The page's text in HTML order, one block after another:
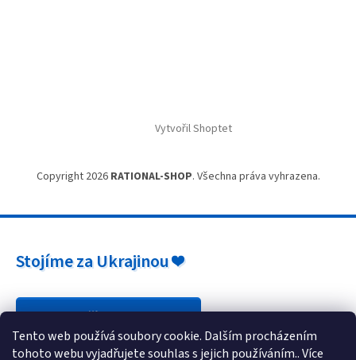
Tento web používá soubory cookie. Dalším procházením
tohoto webu vyjadřujete souhlas s jejich používáním.. Více
Vytvořil Shoptet
Copyright 2026 RATIONAL-SHOP. Všechna práva vyhrazena.
Stojíme za Ukrajinou ❤️
Jak a čím pomoci »